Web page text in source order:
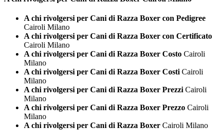
A chi rivolgersi per Cani di Razza Boxer con Pedigree
Cairoli Milano
A chi rivolgersi per Cani di Razza Boxer con Certificato
Cairoli Milano
A chi rivolgersi per Cani di Razza Boxer Costo Cairoli
Milano
A chi rivolgersi per Cani di Razza Boxer Costi Cairoli
Milano
A chi rivolgersi per Cani di Razza Boxer Prezzi Cairoli
Milano
A chi rivolgersi per Cani di Razza Boxer Prezzo Cairoli
Milano
A chi rivolgersi per Cani di Razza Boxer Cairoli Milano